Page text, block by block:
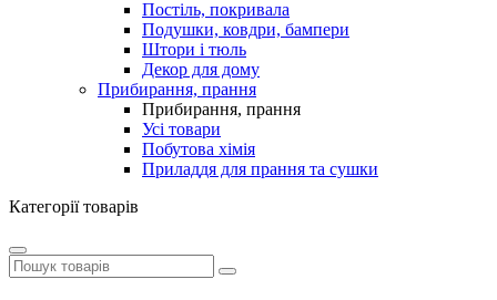
Постіль, покривала
Подушки, ковдри, бампери
Штори і тюль
Декор для дому
Прибирання, прання
Прибирання, прання
Усі товари
Побутова хімія
Приладдя для прання та сушки
Категорії товарів